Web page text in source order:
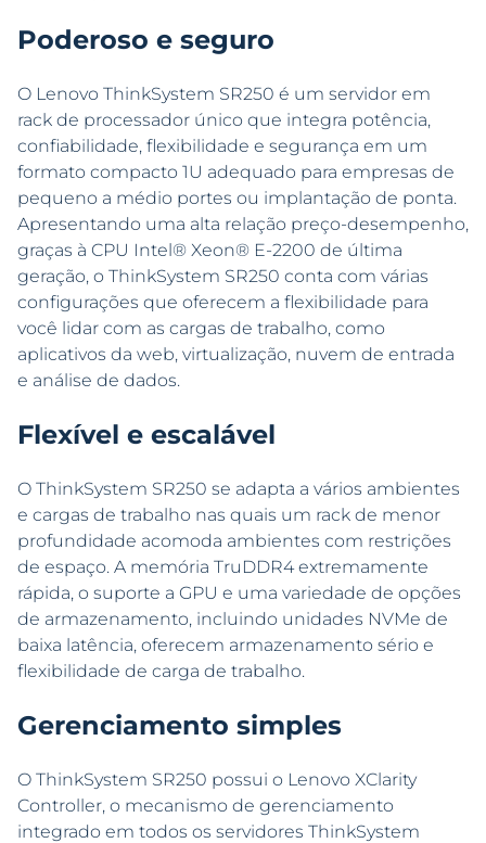
Poderoso e seguro
O Lenovo ThinkSystem SR250 é um servidor em
rack de processador único que integra potência,
confiabilidade, flexibilidade e segurança em um
formato compacto 1U adequado para empresas de
pequeno a médio portes ou implantação de ponta.
Apresentando uma alta relação preço-desempenho,
graças à CPU Intel® Xeon® E-2200 de última
geração, o ThinkSystem SR250 conta com várias
configurações que oferecem a flexibilidade para
você lidar com as cargas de trabalho, como
aplicativos da web, virtualização, nuvem de entrada
e análise de dados.
Flexível e escalável
O ThinkSystem SR250 se adapta a vários ambientes
e cargas de trabalho nas quais um rack de menor
profundidade acomoda ambientes com restrições
de espaço. A memória TruDDR4 extremamente
rápida, o suporte a GPU e uma variedade de opções
de armazenamento, incluindo unidades NVMe de
baixa latência, oferecem armazenamento sério e
flexibilidade de carga de trabalho.
Gerenciamento simples
O ThinkSystem SR250 possui o Lenovo XClarity
Controller, o mecanismo de gerenciamento
integrado em todos os servidores ThinkSystem